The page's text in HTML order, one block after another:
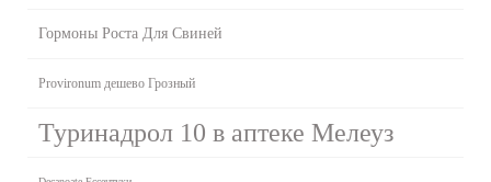
Гормоны Роста Для Свиней
Provironum дешево Грозный
Туринадрол 10 в аптеке Мелеуз